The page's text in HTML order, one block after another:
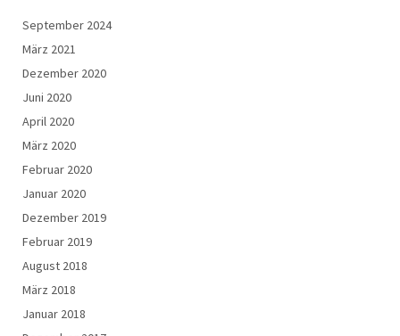
September 2024
März 2021
Dezember 2020
Juni 2020
April 2020
März 2020
Februar 2020
Januar 2020
Dezember 2019
Februar 2019
August 2018
März 2018
Januar 2018